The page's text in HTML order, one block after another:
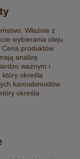
Właśnie z
wybierania oleju
produktów
analizę
ważnym i
który określa
kannabinoidów.
określa